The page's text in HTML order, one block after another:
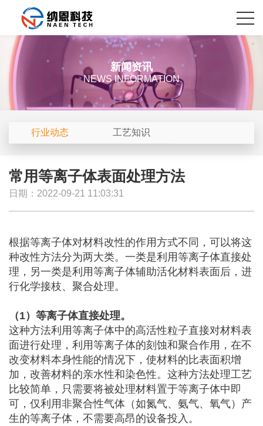
新闻资讯
NEWS INFORMATION
行业动态 工艺知识
常用等离子体表面处理方法
日期：2022-09-21 11:03:31
根据等离子体对材料改性的作用方式不同，可以将这
种改性方法分为两大类。一类是利用等离子体直接处
理，另一类是利用等离子体辅助活化材料表面后，进
行化学接枝、聚合处理。
（1）等离子体直接处理。
这种方法利用等离子体中的高活性粒子直接对材料表
面进行处理，利用等离子体的刻蚀和聚合作用，在不
改变材料本身性能的情况下，使材料的比表面积增
加，改善材料的亲水性和染色性。这种方法处理工艺
比较简单，只需要将被处理材料置于等离子体中即
可，仅利用非聚合性气体（如氮气、氨气、氧气）产
生的等离子体，不需要高昂的设备投入。